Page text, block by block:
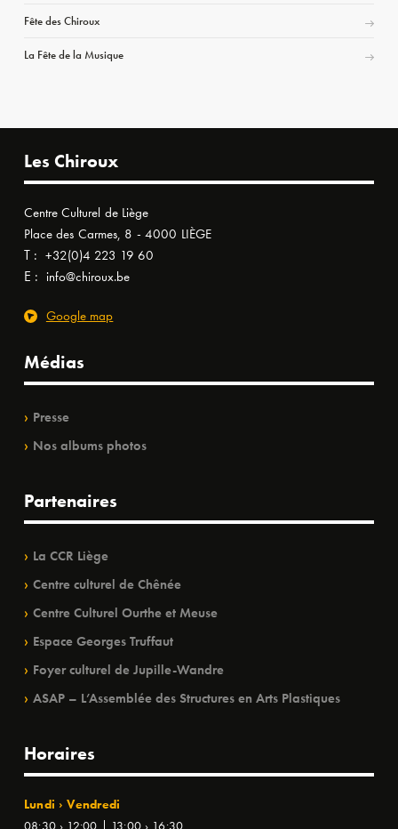
Fête des Chiroux
La Fête de la Musique
Les Chiroux
Centre Culturel de Liège
Place des Carmes, 8 - 4000 LIÈGE
T : +32(0)4 223 19 60
E : info@chiroux.be
Google map
Médias
Presse
Nos albums photos
Partenaires
La CCR Liège
Centre culturel de Chênée
Centre Culturel Ourthe et Meuse
Espace Georges Truffaut
Foyer culturel de Jupille-Wandre
ASAP – L’Assemblée des Structures en Arts Plastiques
Horaires
Lundi › Vendredi
08:30 › 12:00 | 13:00 › 16:30